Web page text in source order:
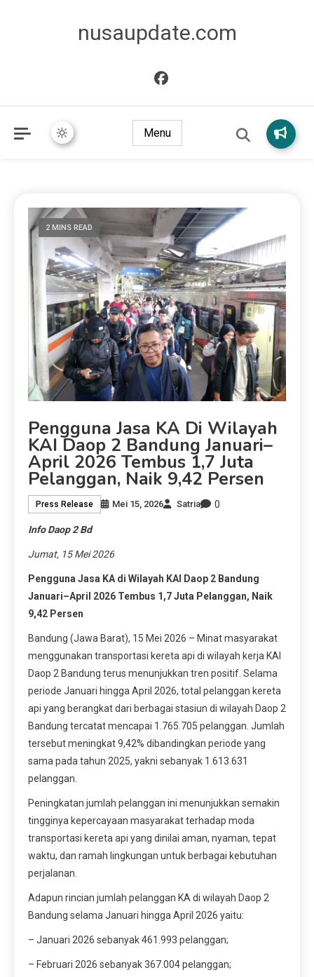
nusaupdate.com
Menu
2 MINS READ
Pengguna Jasa KA Di Wilayah
KAI Daop 2 Bandung Januari–
April 2026 Tembus 1,7 Juta
Pelanggan, Naik 9,42 Persen
Press Release Mei 15, 2026 Satria 0
Info Daop 2 Bd
Jumat, 15 Mei 2026
Pengguna Jasa KA di Wilayah KAI Daop 2 Bandung
Januari–April 2026 Tembus 1,7 Juta Pelanggan, Naik
9,42 Persen
Bandung (Jawa Barat), 15 Mei 2026 – Minat masyarakat
menggunakan transportasi kereta api di wilayah kerja KAI
Daop 2 Bandung terus menunjukkan tren positif. Selama
periode Januari hingga April 2026, total pelanggan kereta
api yang berangkat dari berbagai stasiun di wilayah Daop 2
Bandung tercatat mencapai 1.765.705 pelanggan. Jumlah
tersebut meningkat 9,42% dibandingkan periode yang
sama pada tahun 2025, yakni sebanyak 1.613.631
pelanggan.
Peningkatan jumlah pelanggan ini menunjukkan semakin
tingginya kepercayaan masyarakat terhadap moda
transportasi kereta api yang dinilai aman, nyaman, tepat
waktu, dan ramah lingkungan untuk berbagai kebutuhan
perjalanan.
Adapun rincian jumlah pelanggan KA di wilayah Daop 2
Bandung selama Januari hingga April 2026 yaitu:
– Januari 2026 sebanyak 461.993 pelanggan;
– Februari 2026 sebanyak 367.004 pelanggan;